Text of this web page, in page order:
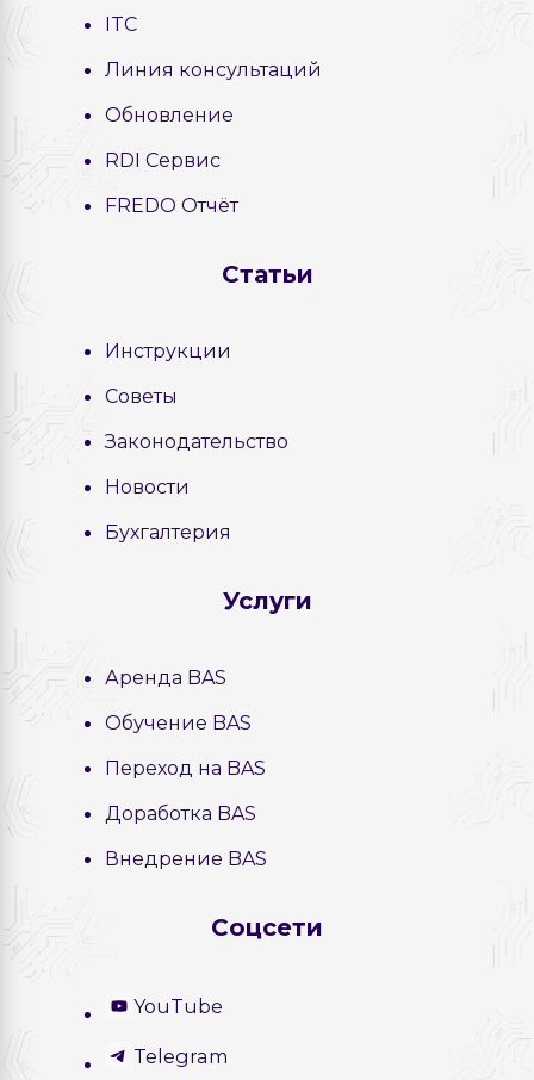
ITC
Линия консультаций
Обновление
RDI Сервис
FREDO Отчёт
Статьи
Инструкции
Советы
Законодательство
Новости
Бухгалтерия
Услуги
Аренда BAS
Обучение BAS
Переход на BAS
Доработка BAS
Внедрение BAS
Соцсети
YouTube
Telegram